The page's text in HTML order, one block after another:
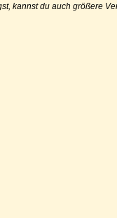
kannst du auch größere